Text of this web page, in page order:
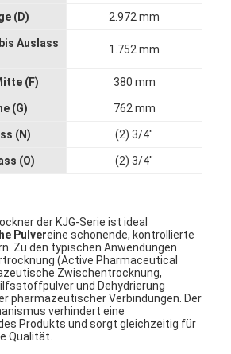
(D) 2.972 mm
Auslass
1.752 mm
(F) 380 mm
(G) 762 mm
(N) (2) 3/4"
(O) (2) 3/4"
der KJG-Serie ist ideal
Pulvereine schonende, kontrollierte
Zu den typischen Anwendungen
(Active Pharmaceutical
Zwischentrocknung,
und Dehydrierung
pharmazeutischer Verbindungen. Der
verhindert eine
Produkts und sorgt gleichzeitig für
Qualität.